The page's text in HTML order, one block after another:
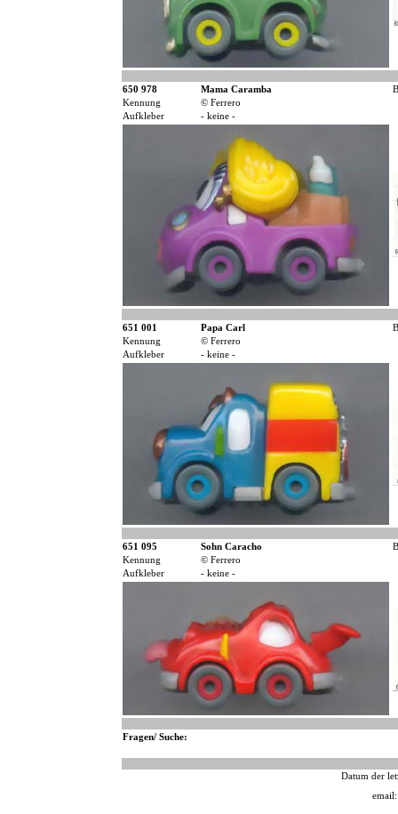
650 978 Mama Caramba
Kennung
© Ferrero
Aufkleber
- keine -
651 001 Papa Carl
Kennung
© Ferrero
Aufkleber
- keine -
651 095 Sohn Caracho
Kennung
© Ferrero
Aufkleber
- keine -
Fragen/ Suche:
Datum der